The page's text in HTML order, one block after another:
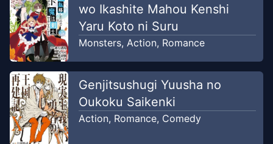
wo Ikashite Mahou Kenshi
Yaru Koto ni Suru
Monsters, Action, Romance
Genjitsushugi Yuusha no
Oukoku Saikenki
Action, Romance, Comedy